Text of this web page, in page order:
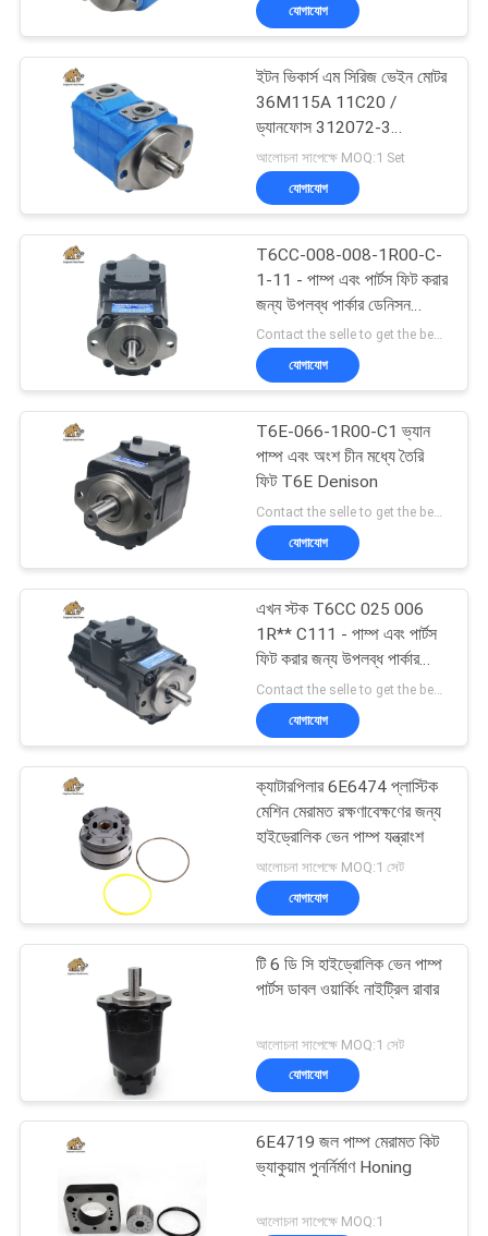
যোগাযোগ
খবর
ম্যাপ
PRIVACY
POLICY
নির্মাণ যন্ত্রপাতি খুচরা যন্ত্রাংশ
জলবাহী ট্রাক্টর পাম্প
81
হাইড্রোলিক পিস্টন পাম্প
276
জলবাহী কক্ষপথ মোটর
29
জলবাহী দিকনির্দেশক ভালভ
যোগাযোগ
ইটন ভিকার্স এম সিরিজ ভেইন মোটর
36M115A 11C20 /
ড্যানফোস 312072-3
প্রতিস্থাপন
আলোচনা সাপেক্ষে MOQ:1 Set
যোগাযোগ
T6CC-008-008-1R00-C-
1-11 - পাম্প এবং পার্টস ফিট করার
জন্য উপলব্ধ পার্কার ডেনিসন
হাইড্রোলিক ভ্যান পাম্প চীনে তৈরিContact the selle to get the best offer MOQ:1
যোগাযোগ
T6E-066-1R00-C1 ভ্যান
পাম্প এবং অংশ চীন মধ্যে তৈরি
ফিট T6E Denison
Contact the selle to get the best offer MOQ:1
যোগাযোগ
এখন স্টক T6CC 025 006
1R** C111 - পাম্প এবং পার্টস
ফিট করার জন্য উপলব্ধ পার্কার
Denison হাইড্রোলিক Vane
পাম্প চীন তৈরি
যোগাযোগ
ক্যাটারপিলার 6E6474 প্লাস্টিক
মেশিন মেরামত রক্ষণাবেক্ষণের জন্য
হাইড্রোলিক ভেন পাম্প যন্ত্রাংশ
আলোচনা সাপেক্ষে MOQ:1 সেট
যোগাযোগ
টি 6 ডি সি হাইড্রোলিক ভেন পাম্প
পার্টস ডাবল ওয়ার্কিং নাইট্রিল রাবার
আলোচনা সাপেক্ষে MOQ:1 সেট
যোগাযোগ
6E4719 জল পাম্প মেরামত কিট
ভ্যাকুয়াম পুনর্নির্মাণ Honing
আলোচনা সাপেক্ষে MOQ:1